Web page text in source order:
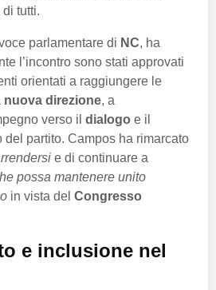
tutti.
parlamentare di NC, ha
l’incontro sono stati approvati
orientati a raggiungere le
nuova direzione, a
verso il dialogo e il
del partito. Campos ha rimarcato
e di continuare a
possa mantenere unito
in vista del Congresso
e inclusione nel